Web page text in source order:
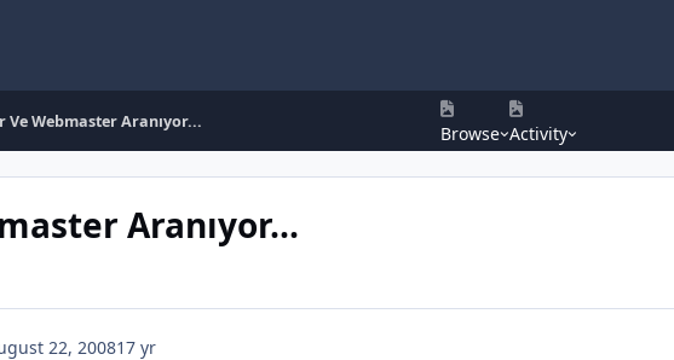
Ve Webmaster Aranıyor...
Browse Activity
Aranıyor...
22, 200817 yr